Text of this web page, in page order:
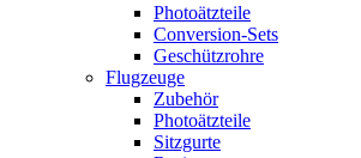
Photoätzteile
Conversion-Sets
Geschützrohre
Flugzeuge
Zubehör
Photoätzteile
Sitzgurte